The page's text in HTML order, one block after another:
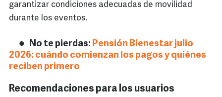
garantizar condiciones adecuadas de movilidad
durante los eventos.
No te pierdas: Pensión Bienestar julio
2026: cuándo comienzan los pagos y quiénes
reciben primero
Recomendaciones para los usuarios